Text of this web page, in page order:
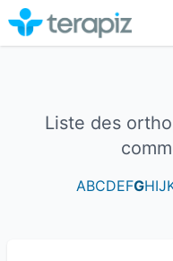
Liste des
ABCDEFGHIJ